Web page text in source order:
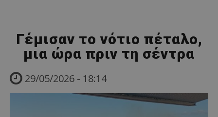
Γέμισαν το νότιο πέταλο,
μια ώρα πριν τη σέντρα
29/05/2026 - 18:14